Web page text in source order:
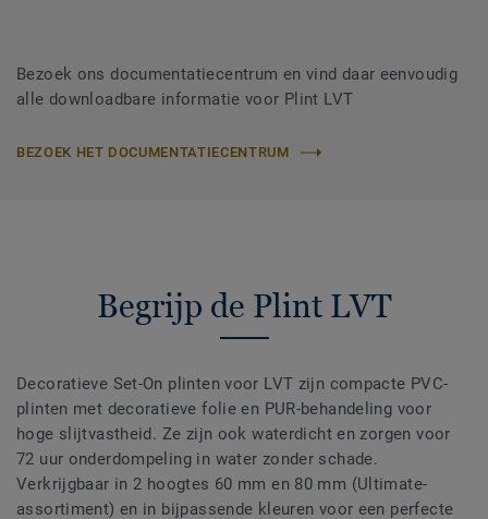
Bezoek ons documentatiecentrum en vind daar eenvoudig
alle downloadbare informatie voor Plint LVT
BEZOEK HET DOCUMENTATIECENTRUM
Begrijp de Plint LVT
Decoratieve Set-On plinten voor LVT zijn compacte PVC-
plinten met decoratieve folie en PUR-behandeling voor
hoge slijtvastheid. Ze zijn ook waterdicht en zorgen voor
72 uur onderdompeling in water zonder schade.
Verkrijgbaar in 2 hoogtes 60 mm en 80 mm (Ultimate-
assortiment) en in bijpassende kleuren voor een perfecte